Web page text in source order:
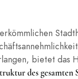
bietet das
des gesamten